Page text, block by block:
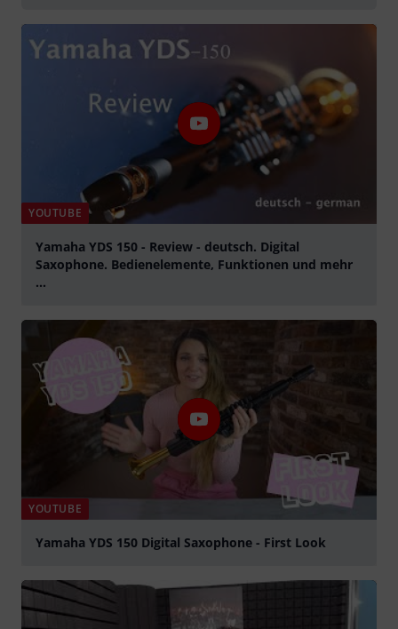
YOUTUBE
Yamaha YDS 150 - Review - deutsch. Digital
Saxophone. Bedienelemente, Funktionen und mehr
...
YOUTUBE
Yamaha YDS 150 Digital Saxophone - First Look